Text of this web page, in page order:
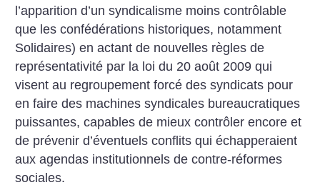
l’apparition d’un syndicalisme moins contrôlable
que les confédérations historiques, notamment
Solidaires) en actant de nouvelles règles de
représentativité par la loi du 20 août 2009 qui
visent au regroupement forcé des syndicats pour
en faire des machines syndicales bureaucratiques
puissantes, capables de mieux contrôler encore et
de prévenir d’éventuels conflits qui échapperaient
aux agendas institutionnels de contre-réformes
sociales.